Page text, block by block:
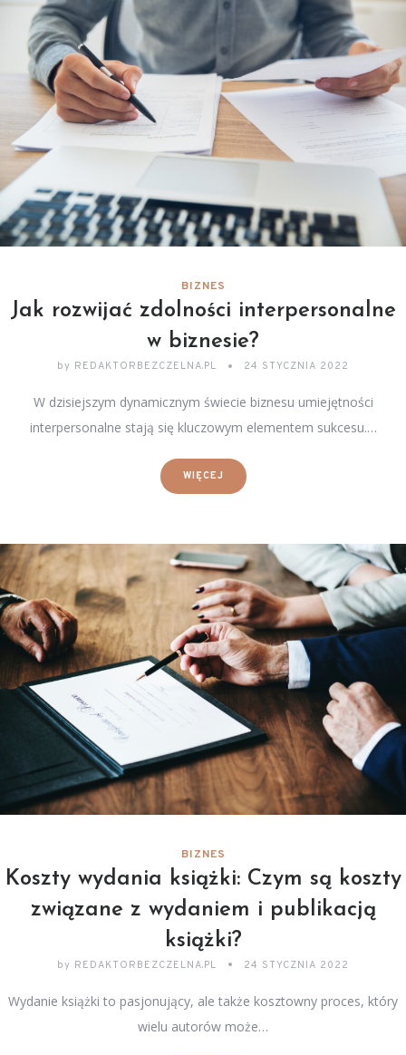
BIZNES
Jak rozwijać zdolności interpersonalne
w biznesie?
by REDAKTORBEZCZELNA.PL 24 STYCZNIA 2022
W dzisiejszym dynamicznym świecie biznesu umiejętności
interpersonalne stają się kluczowym elementem sukcesu.…
WIĘCEJ
BIZNES
Koszty wydania książki: Czym są koszty
związane z wydaniem i publikacją
książki?
by REDAKTORBEZCZELNA.PL 24 STYCZNIA 2022
Wydanie książki to pasjonujący, ale także kosztowny proces, który
wielu autorów może…